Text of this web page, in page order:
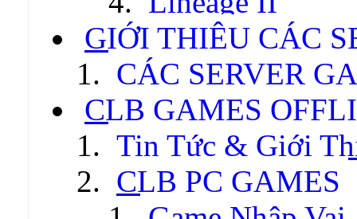
GIỚI THIỆU CÁC
CÁC SERVER
CLB GAMES
Tin Tức & Giới
CLB PC GAMES